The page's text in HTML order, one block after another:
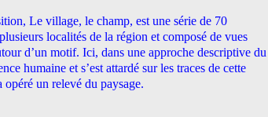
Le village, le champ, est une série de 70
localités de la région et composé de vues
d’un motif. Ici, dans une approche descriptive du
humaine et s’est attardé sur les traces de cette
opéré un relevé du paysage.